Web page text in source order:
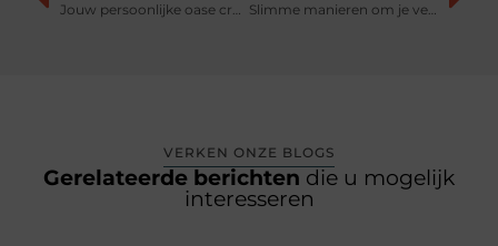
Jouw persoonlijke oase creëren Slimme manieren om je verlichting moderner en energiezuiniger te maken
VERKEN ONZE BLOGS
Gerelateerde berichten die u mogelijk
interesseren